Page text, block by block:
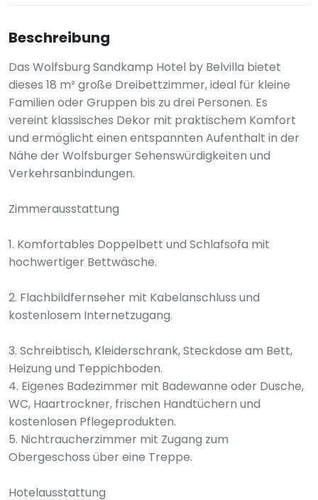
Beschreibung
Das Wolfsburg Sandkamp Hotel by Belvilla bietet
dieses 18 m² große Dreibettzimmer, ideal für kleine
Familien oder Gruppen bis zu drei Personen. Es
vereint klassisches Dekor mit praktischem Komfort
und ermöglicht einen entspannten Aufenthalt in der
Nähe der Wolfsburger Sehenswürdigkeiten und
Verkehrsanbindungen.
Zimmerausstattung
1. Komfortables Doppelbett und Schlafsofa mit
hochwertiger Bettwäsche.
2. Flachbildfernseher mit Kabelanschluss und
kostenlosem Internetzugang.
3. Schreibtisch, Kleiderschrank, Steckdose am Bett,
Heizung und Teppichboden.
4. Eigenes Badezimmer mit Badewanne oder Dusche,
WC, Haartrockner, frischen Handtüchern und
kostenlosen Pflegeprodukten.
5. Nichtraucherzimmer mit Zugang zum
Obergeschoss über eine Treppe.
Hotelausstattung